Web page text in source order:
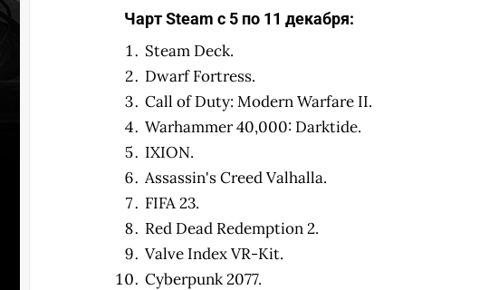
Чарт Steam с 5 по 11 декабря:
Steam Deck.
Dwarf Fortress.
Call of Duty: Modern Warfare II.
Warhammer 40,000: Darktide.
IXION.
Assassin's Creed Valhalla.
FIFA 23.
Red Dead Redemption 2.
Valve Index VR-Kit.
Cyberpunk 2077.